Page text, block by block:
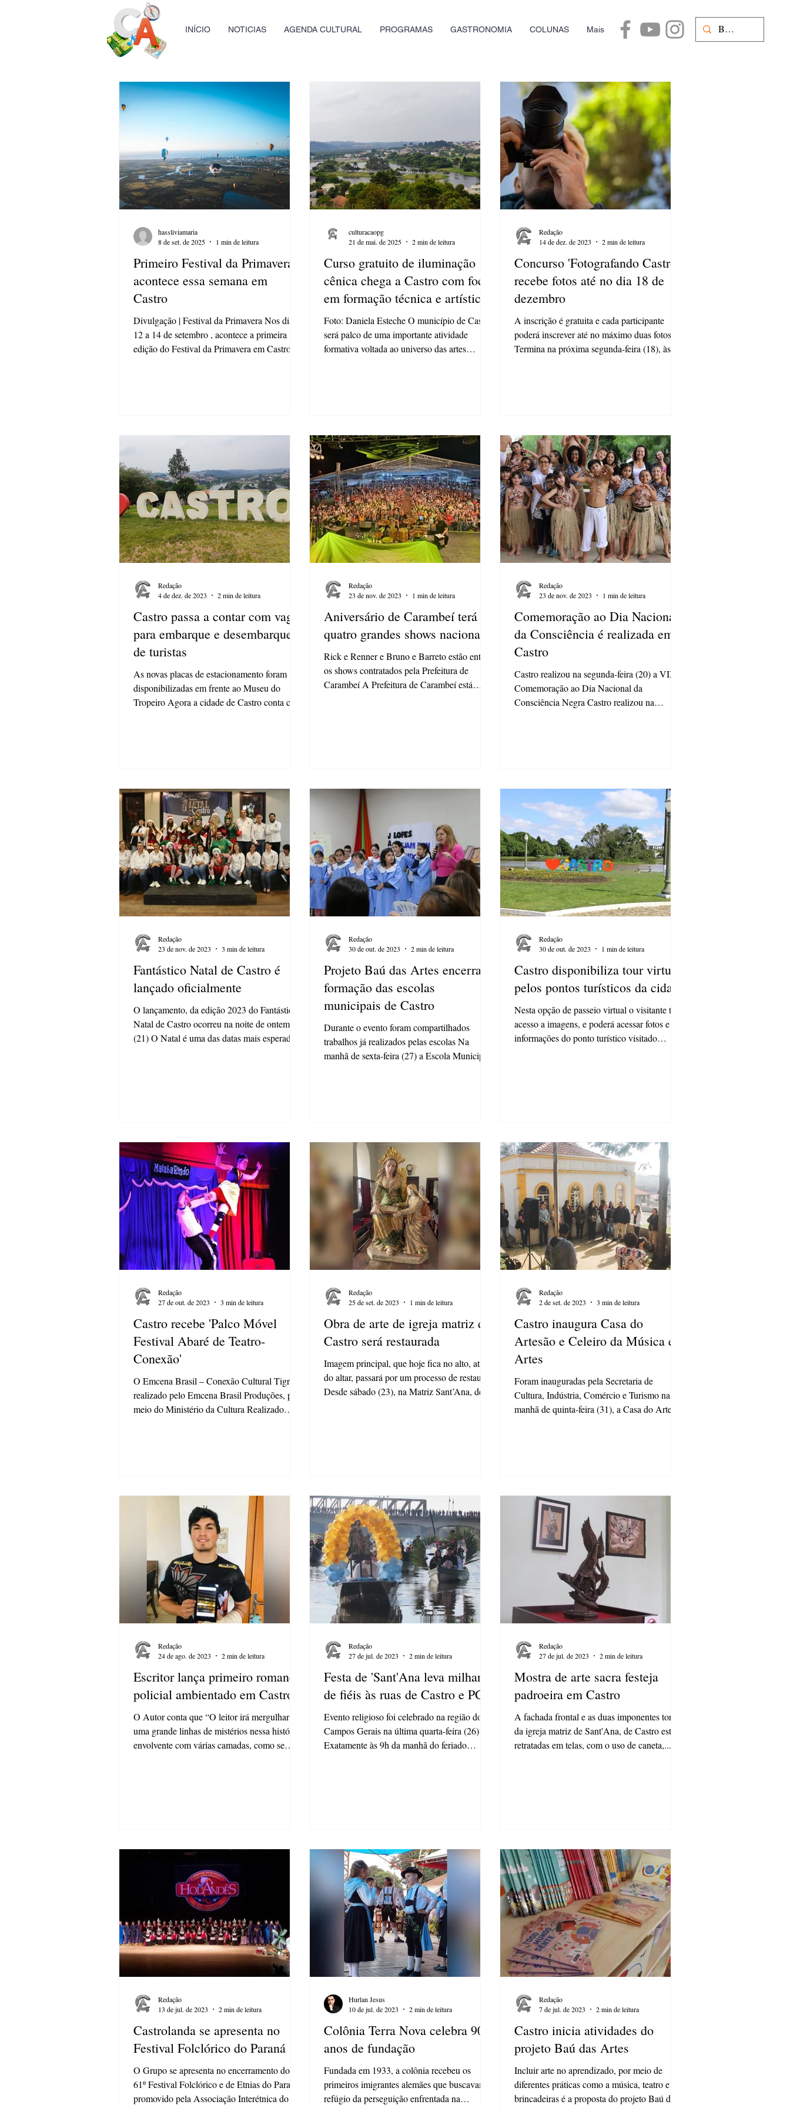
INÍCIO NOTICIAS AGENDA CULTURAL PROGRAMAS GASTRONOMIA COLUNAS Mais
Primeiro Festival da Primavera
acontece essa semana em
Castro
Divulgação | Festival da Primavera Nos dias
12 a 14 de setembro , acontece a primeira
edição do Festival da Primavera em Castro. O
hassliviamaria
8 de set. de 2025
1 min de leitura
Curso gratuito de iluminação
cênica chega a Castro com foco
em formação técnica e artística
Foto: Daniela Esteche O município de Castro
será palco de uma importante atividade
formativa voltada ao universo das artes
culturacaopg
21 de mai. de 2025
2 min de leitura
Concurso 'Fotografando Castro'
recebe fotos até no dia 18 de
dezembro
A inscrição é gratuita e cada participante
poderá inscrever até no máximo duas fotos
Termina na próxima segunda-feira (18), às
Redação
14 de dez. de 2023
2 min de leitura
Castro passa a contar com vagas
para embarque e desembarque
de turistas
As novas placas de estacionamento foram
disponibilizadas em frente ao Museu do
Tropeiro Agora a cidade de Castro conta com
Redação
4 de dez. de 2023
2 min de leitura
Aniversário de Carambeí terá
quatro grandes shows nacionais
Rick e Renner e Bruno e Barreto estão entre
os shows contratados pela Prefeitura de
Carambeí A Prefeitura de Carambeí está
Redação
23 de nov. de 2023
1 min de leitura
Comemoração ao Dia Nacional
da Consciência é realizada em
Castro
Castro realizou na segunda-feira (20) a VIX
Comemoração ao Dia Nacional da
Consciência Negra Castro realizou na
Redação
23 de nov. de 2023
1 min de leitura
Fantástico Natal de Castro é
lançado oficialmente
O lançamento, da edição 2023 do Fantástico
Natal de Castro ocorreu na noite de ontem
(21) O Natal é uma das datas mais esperadas
Redação
23 de nov. de 2023
3 min de leitura
Projeto Baú das Artes encerra
formação das escolas
municipais de Castro
Durante o evento foram compartilhados
trabalhos já realizados pelas escolas Na
manhã de sexta-feira (27) a Escola Municipal
Redação
30 de out. de 2023
2 min de leitura
Castro disponibiliza tour virtual
pelos pontos turísticos da cidade
Nesta opção de passeio virtual o visitante terá
acesso a imagens, e poderá acessar fotos e
informações do ponto turístico visitado
Redação
30 de out. de 2023
1 min de leitura
Castro recebe 'Palco Móvel
Festival Abaré de Teatro-
Conexão'
O Emcena Brasil – Conexão Cultural Tigre, é
realizado pelo Emcena Brasil Produções, por
meio do Ministério da Cultura Realizado
Redação
27 de out. de 2023
3 min de leitura
Obra de arte de igreja matriz de
Castro será restaurada
Imagem principal, que hoje fica no alto, atrás
do altar, passará por um processo de restauro
Desde sábado (23), na Matriz Sant’Ana, de...
Redação
25 de set. de 2023
1 min de leitura
Castro inaugura Casa do
Artesão e Celeiro da Música e
Artes
Foram inauguradas pela Secretaria de
Cultura, Indústria, Comércio e Turismo na
manhã de quinta-feira (31), a Casa do Artesão
Redação
2 de set. de 2023
3 min de leitura
Escritor lança primeiro romance
policial ambientado em Castro
O Autor conta que “O leitor irá mergulhar em
uma grande linhas de mistérios nessa história
envolvente com várias camadas, como se
Redação
24 de ago. de 2023
2 min de leitura
Festa de 'Sant'Ana leva milhares
de fiéis às ruas de Castro e PG
Evento religioso foi celebrado na região dos
Campos Gerais na última quarta-feira (26)
Exatamente às 9h da manhã do feriado
Redação
27 de jul. de 2023
2 min de leitura
Mostra de arte sacra festeja
padroeira em Castro
A fachada frontal e as duas imponentes torres
da igreja matriz de Sant'Ana, de Castro estão
retratadas em telas, com o uso de caneta,...
Redação
27 de jul. de 2023
2 min de leitura
Castrolanda se apresenta no
Festival Folclórico do Paraná
O Grupo se apresenta no encerramento do
61º Festival Folclórico e de Etnias do Paraná,
promovido pela Associação Interétnica do
Redação
13 de jul. de 2023
2 min de leitura
Colônia Terra Nova celebra 90
anos de fundação
Fundada em 1933, a colônia recebeu os
primeiros imigrantes alemães que buscavam
refúgio da perseguição enfrentada na
Hurlan Jesus
10 de jul. de 2023
2 min de leitura
Castro inicia atividades do
projeto Baú das Artes
Incluir arte no aprendizado, por meio de
diferentes práticas como a música, teatro e
brincadeiras é a proposta do projeto Baú das
Redação
7 de jul. de 2023
2 min de leitura